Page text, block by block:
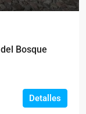
Bosque
Detalles